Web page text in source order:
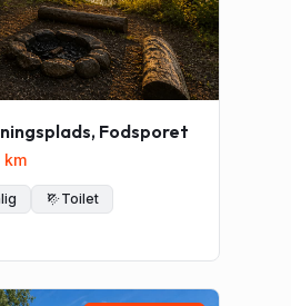
Fodsporet
km
Toilet